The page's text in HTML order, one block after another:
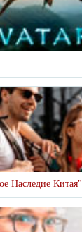
Наследие Китая"